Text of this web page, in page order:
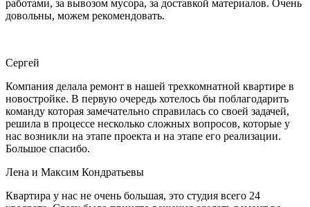
работами, за вывозом мусора, за доставкой материалов. Очень
довольны, можем рекомендовать.
Сергей
Компания делала ремонт в нашей трехкомнатной квартире в
новостройке. В первую очередь хотелось бы поблагодарить
команду которая замечательно справилась со своей задачей,
решила в процессе несколько сложных вопросов, которые у
нас возникли на этапе проекта и на этапе его реализации.
Большое спасибо.
Лена и Максим Кондратьевы
Квартира у нас не очень большая, это студия всего 24